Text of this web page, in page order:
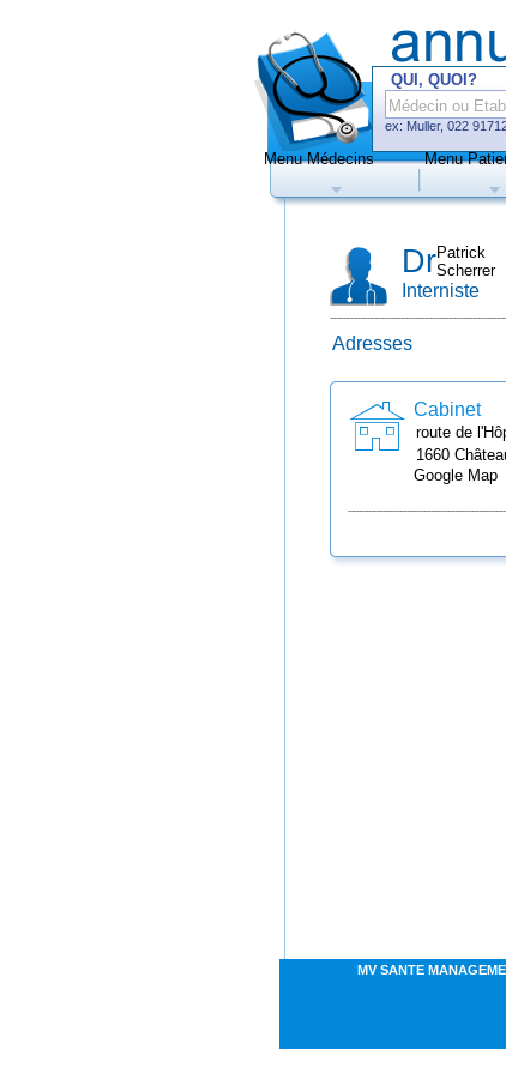
QUI, QUOI?
ex: Muller, 022
de prise de
Menu Médecins Menu
DrPatrick
Scherrer
Interniste
Adresses
Cabinet
route de
1660
Google Map
MV SANTE